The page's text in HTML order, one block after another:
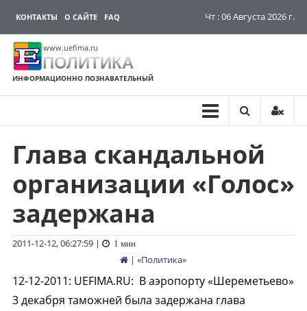
КОНТАКТЫ О САЙТЕ FAQ Чт : 06 Августа 2026 г.
www.uefima.ru
ПОЛИТИКА
ИНФОРМАЦИОННО ПОЗНАВАТЕЛЬНЫЙ
Перейти
содержимому
Глава скандальной
организации «Голос»
задержана
2011-12-12, 06:27:59| 1 мин
| «Политика»
12-12-2011: UEFIMA.RU: В аэропорту «Шереметьево»
3 декабря таможней была задержана глава